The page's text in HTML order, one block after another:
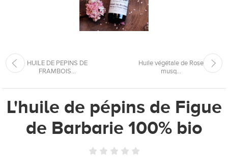
HUILE DE PEPINS DE
FRAMBOIS...
Huile végétale de Rose
musq...
L'huile de pépins de Figue
de Barbarie 100% bio